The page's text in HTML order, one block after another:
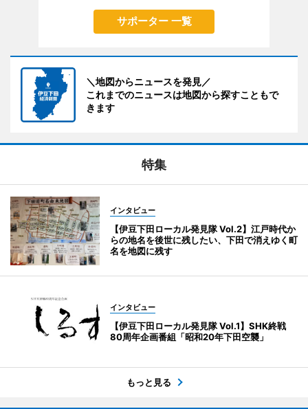
サポーター 一覧
＼地図からニュースを発見／
これまでのニュースは地図から探すこともで
きます
特集
インタビュー
【伊豆下田ローカル発見隊 Vol.2】江戸時代か
らの地名を後世に残したい、下田で消えゆく町
名を地図に残す
インタビュー
【伊豆下田ローカル発見隊 Vol.1】SHK終戦
80周年企画番組「昭和20年下田空襲」
もっと見る